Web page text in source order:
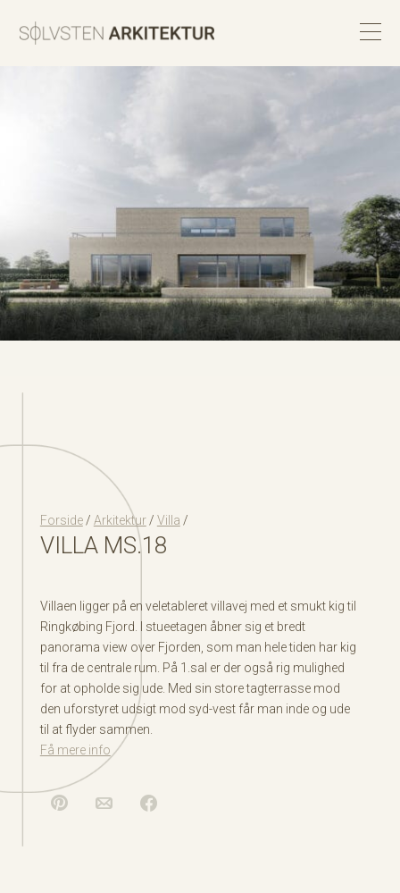
Forside/ Arkitektur/ Villa /
VILLA MS.18
Villaen ligger på en veletableret villavej med et smukt kig til
Ringkøbing Fjord. I stueetagen åbner sig et bredt
panorama view over Fjorden, som man hele tiden har kig
til fra de centrale rum. På 1.sal er der også rig mulighed
for at opholde sig ude. Med sin store tagterrasse mod
den uforstyret udsigt mod syd-vest får man inde og ude
til at flyder sammen.
Få mere info